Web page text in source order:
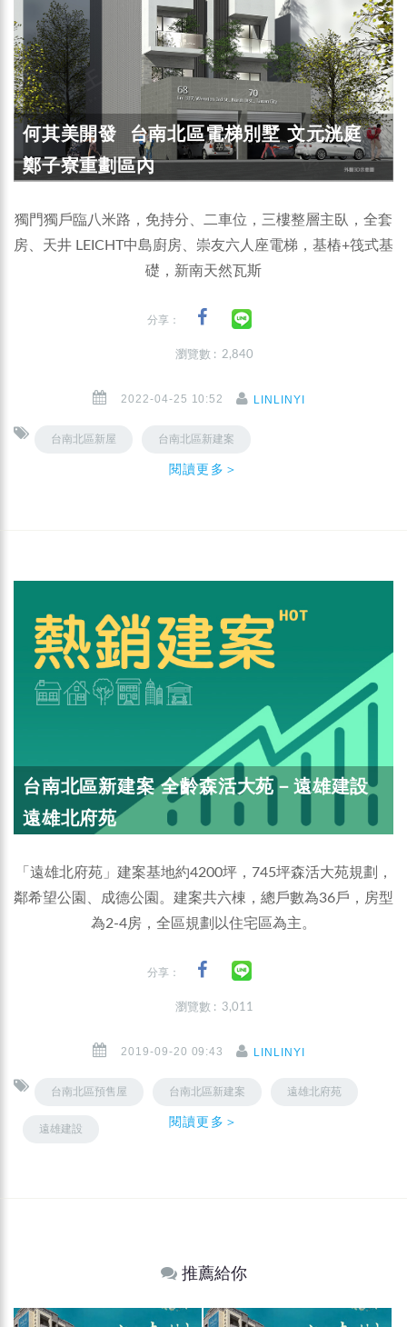
何其美開發 台南北區電梯別墅 文元洸庭
鄭子寮重劃區內
獨門獨戶臨八米路，免持分、二車位，三樓整層主臥，全套
房、天井 LEICHT中島廚房、崇友六人座電梯，基樁+筏式基
礎，新南天然瓦斯
分享：
瀏覽數 : 2,840
2022-04-25 10:52 LINLINYI
台南北區新屋 台南北區新建案
閱讀更多＞
台南北區新建案 全齡森活大苑－遠雄建設
遠雄北府苑
「遠雄北府苑」建案基地約4200坪，745坪森活大苑規劃，
鄰希望公園、成德公園。建案共六棟，總戶數為36戶，房型
為2-4房，全區規劃以住宅區為主。
分享：
瀏覽數 : 3,011
2019-09-20 09:43 LINLINYI
台南北區預售屋 台南北區新建案 遠雄北府苑
遠雄建設 閱讀更多＞
推薦給你